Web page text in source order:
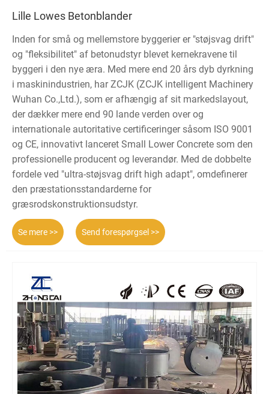
Lille Lowes Betonblander
Inden for små og mellemstore byggerier er "støjsvag drift"
og "fleksibilitet" af betonudstyr blevet kernekravene til
byggeri i den nye æra. Med mere end 20 års dyb dyrkning
i maskinindustrien, har ZCJK (ZCJK intelligent Machinery
Wuhan Co.,Ltd.), som er afhængig af sit markedslayout,
der dækker mere end 90 lande verden over og
internationale autoritative certificeringer såsom ISO 9001
og CE, innovativt lanceret Small Lower Concrete som den
professionelle producent og leverandør. Med de dobbelte
fordele ved "ultra-støjsvag drift high adapt", omdefinerer
den præstationsstandarderne for
græsrodskonstruktionsudstyr.
Se mere >> Send forespørgsel >>